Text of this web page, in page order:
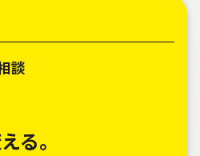
談
る。